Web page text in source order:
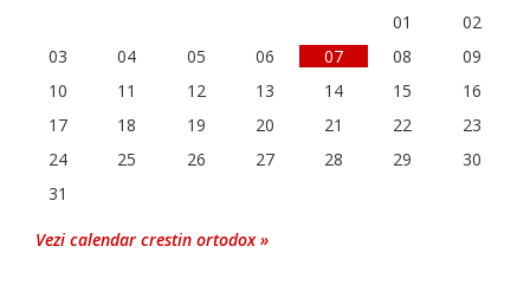
01
02
03
04 05 06 07 08
09
10
11 12 13 14 15
16
17
18 19 20 21 22
23
24
25 26 27 28 29
30
31
Vezi calendar crestin ortodox »